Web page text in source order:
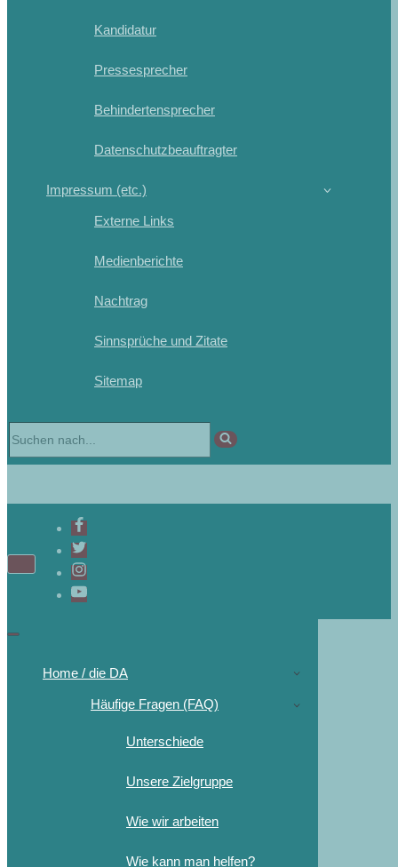
Kandidatur
Pressesprecher
Behindertensprecher
Datenschutzbeauftragter
Impressum (etc.)
Externe Links
Medienberichte
Nachtrag
Sinnsprüche und Zitate
Sitemap
Navigations-
Navigations-
Home / die DA
Häufige Fragen (FAQ)
Unterschiede
Unsere Zielgruppe
Wie wir arbeiten
Wie kann man helfen?